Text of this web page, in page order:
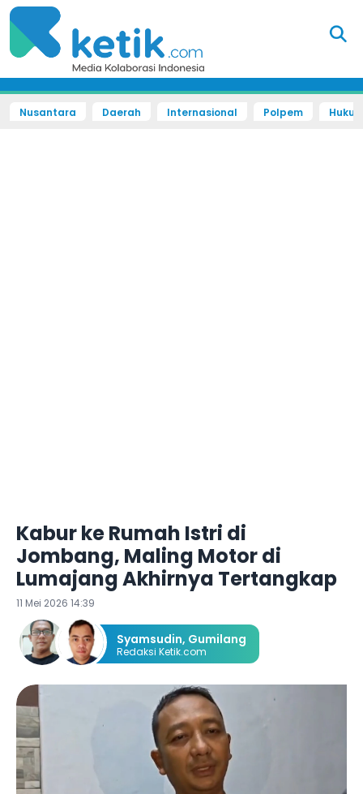
Nusantara Daerah Internasional Polpem
Kabur ke Rumah Istri di
Jombang, Maling Motor di
Lumajang Akhirnya Tertangkap
11 Mei 2026 14:39
Syamsudin, Gumilang
Redaksi Ketik.com